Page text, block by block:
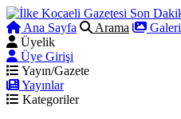
Ana Sayfa Arama Galeri
Üyelik
Üye Girişi
Yayın/Gazete
Yayınlar
Kategoriler